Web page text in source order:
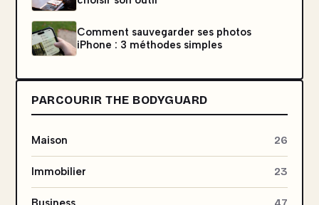
Comment sauvegarder ses photos
iPhone : 3 méthodes simples
PARCOURIR THE BODYGUARD
Maison 26
Immobilier 23